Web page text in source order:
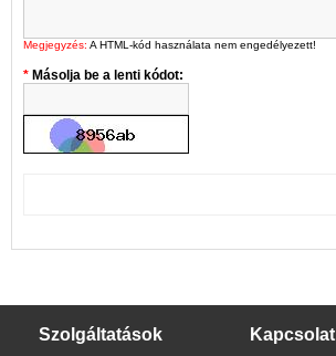
Megjegyzés: A HTML-kód használata nem engedélyezett!
Másolja be a lenti kódot:
Szolgáltatások Kapcsolat